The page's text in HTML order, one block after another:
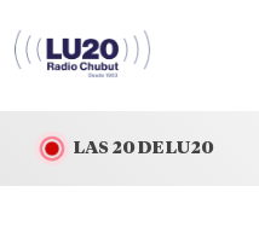
LAS 20 DE LU20